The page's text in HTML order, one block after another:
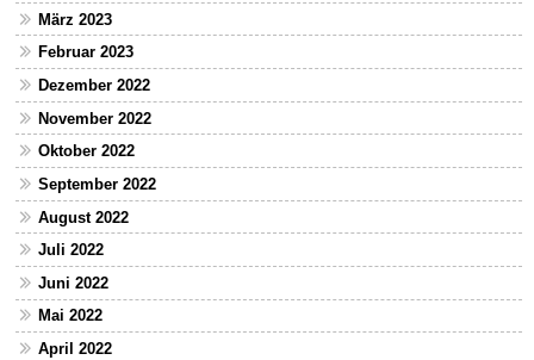
März 2023
Februar 2023
Dezember 2022
November 2022
Oktober 2022
September 2022
August 2022
Juli 2022
Juni 2022
Mai 2022
April 2022